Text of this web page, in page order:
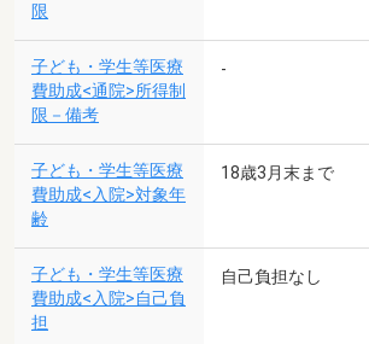
限
子ども・学生等医療
費助成<通院>所得制
限－備考
-
子ども・学生等医療
費助成<入院>対象年
齢
18歳3月末まで
子ども・学生等医療
費助成<入院>自己負
担
自己負担なし